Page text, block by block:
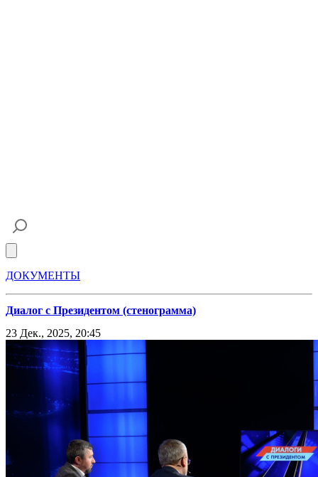
ДОКУМЕНТЫ
Диалог с Президентом (стенограмма)
23 Дек., 2025, 20:45